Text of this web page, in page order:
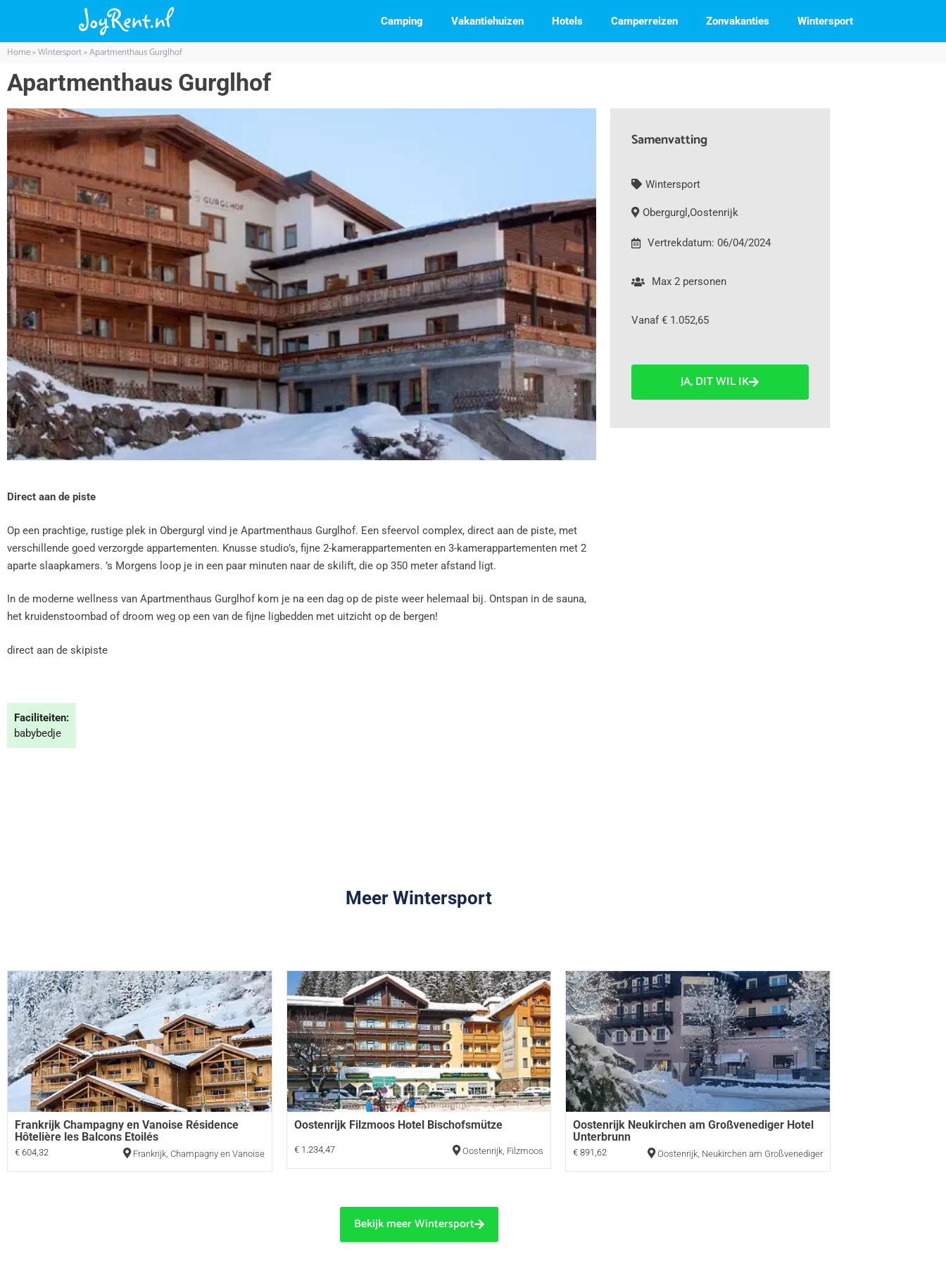
Camping Vakantiehuizen Hotels Camperreizen Zonvakanties Wintersport
Home»Wintersport»Apartmenthaus Gurglhof
Apartmenthaus Gurglhof
Direct aan de piste
Op een prachtige, rustige plek in Obergurgl vind je Apartmenthaus Gurglhof. Een sfeervol complex, direct aan de piste, met
verschillende goed verzorgde appartementen. Knusse studio’s, fijne 2-kamerappartementen en 3-kamerappartementen met 2
aparte slaapkamers. ’s Morgens loop je in een paar minuten naar de skilift, die op 350 meter afstand ligt.
In de moderne wellness van Apartmenthaus Gurglhof kom je na een dag op de piste weer helemaal bij. Ontspan in de sauna,
het kruidenstoombad of droom weg op een van de fijne ligbedden met uitzicht op de bergen!
direct aan de skipiste
Faciliteiten:
babybedje
Samenvatting
Wintersport
Obergurgl ,Oostenrijk
Vertrekdatum: 06/04/2024
Max 2 personen
Vanaf € 1.052,65
JA, DIT WIL IK
Meer Wintersport
Frankrijk Champagny en Vanoise Résidence
Hôtelière les Balcons Etoilés
€ 604,32 Frankrijk, Champagny en Vanoise
Oostenrijk Filzmoos Hotel Bischofsmütze
€ 1.234,47 Oostenrijk, Filzmoos
Oostenrijk Neukirchen am Großvenediger Hotel
Unterbrunn
€ 891,62 Oostenrijk, Neukirchen am Großvenediger
Bekijk meer Wintersport